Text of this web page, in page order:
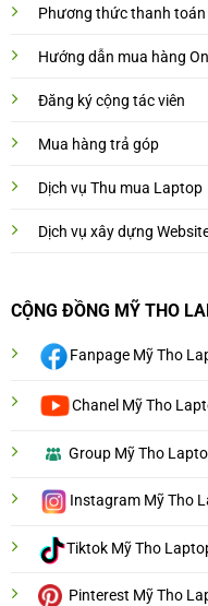
Phương thức thanh toán
Hướng dẫn mua hàng
Đăng ký cộng tác viên
Mua hàng trả góp
Dịch vụ Thu mua Laptop
Dịch vụ xây dựng
CỘNG ĐỒNG MỸ THO
Fanpage Mỹ Tho
Chanel Mỹ Tho
Group Mỹ Tho
Instagram Mỹ Tho
Tiktok Mỹ Tho
Pinterest Mỹ Tho